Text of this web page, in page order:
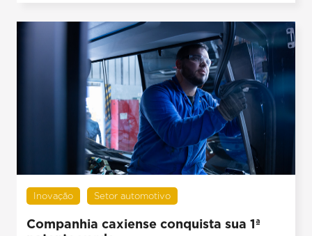
Inovação Setor automotivo
Companhia caxiense conquista sua 1ª